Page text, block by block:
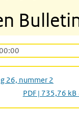
26, nummer 2
PDF | 735,76 kB